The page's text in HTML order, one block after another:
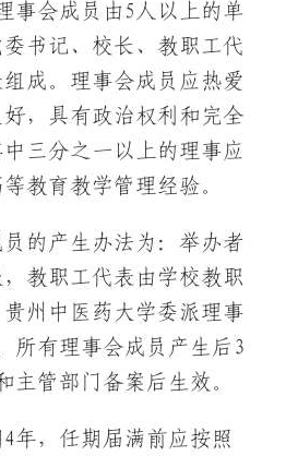
事会成员由5人以上的单
书记、校长、教职工代
成。理事会成员应热爱
，具有政治权利和完全
三分之一以上的理事应
教育教学管理经验。
的产生办法为：举办者
教职工代表由学校教职
州中医药大学委派理事
所有理事会成员产生后3
主管部门备案后生效。
年，任期届满前应按照